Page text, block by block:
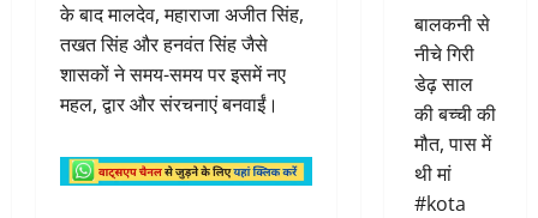
के बाद मालदेव, महाराजा अजीत सिंह,
तखत सिंह और हनवंत सिंह जैसे
शासकों ने समय-समय पर इसमें नए
महल, द्वार और संरचनाएं बनवाईं।
बालकनी से
नीचे गिरी
डेढ़ साल
की बच्ची की
मौत, पास में
थी मां
#kota